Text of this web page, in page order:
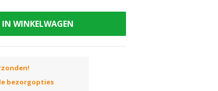
IN WINKELWAGEN
bezorgopties